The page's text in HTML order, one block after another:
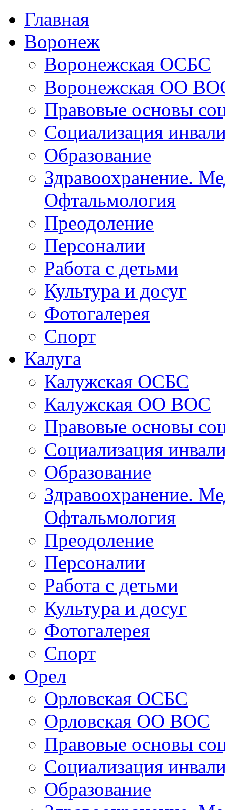
Главная
Воронеж
Воронежская ОСБС
Воронежская ОО
Правовые основы
Социализация
Образование
Здравоохранение.
Офтальмология
Преодоление
Персоналии
Работа с детьми
Культура и досуг
Фотогалерея
Спорт
Калуга
Калужская ОСБС
Калужская ОО ВОС
Правовые основы
Социализация
Образование
Здравоохранение.
Офтальмология
Преодоление
Персоналии
Работа с детьми
Культура и досуг
Фотогалерея
Спорт
Орел
Орловская ОСБС
Орловская ОО ВОС
Правовые основы
Социализация
Образование